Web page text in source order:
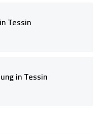
Tessin
in Tessin